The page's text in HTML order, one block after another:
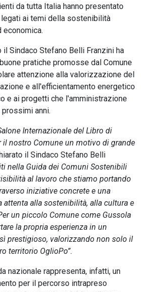
da tutta Italia hanno presentato
ai temi della sostenibilità
economica.
il Sindaco Stefano Belli Franzini ha
pratiche promosse dal Comune
attenzione alla valorizzazione del
e all'efficientamento energetico
e ai progetti che l'amministrazione
anni.
Internazionale del Libro di
il nostro Comune un motivo di grande
il Sindaco Stefano Belli
nella Guida dei Comuni Sostenibili
al lavoro che stiamo portando
iniziative concrete e una
alla sostenibilità, alla cultura e
un piccolo Comune come Gussola
la propria esperienza in un
prestigioso, valorizzando non solo il
territorio OglioPo”.
nazionale rappresenta, infatti, un
per il percorso intrapreso